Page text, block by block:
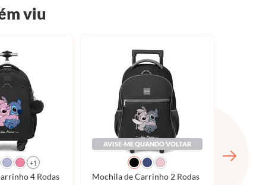
viu
+1
4 Rodas
AVISE-ME QUANDO VOLTAR
Mochila de Carrinho 2 Rodas